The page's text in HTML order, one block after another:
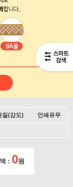
질(강도) 인쇄유무
: 0원